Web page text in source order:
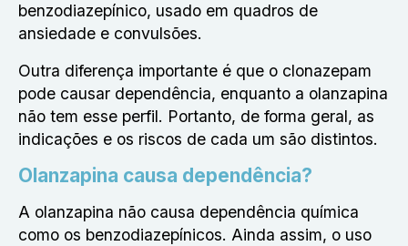
benzodiazepínico, usado em quadros de
ansiedade e convulsões.
Outra diferença importante é que o clonazepam
pode causar dependência, enquanto a olanzapina
não tem esse perfil. Portanto, de forma geral, as
indicações e os riscos de cada um são distintos.
Olanzapina causa dependência?
A olanzapina não causa dependência química
como os benzodiazepínicos. Ainda assim, o uso